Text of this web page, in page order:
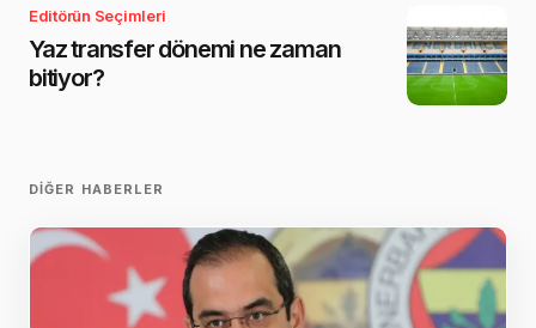
Editörün Seçimleri
Yaz transfer dönemi ne zaman
bitiyor?
DIĞER HABERLER